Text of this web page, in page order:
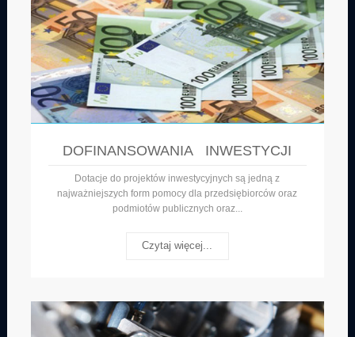
DOFINANSOWANIA INWESTYCJI
Dotacje do projektów inwestycyjnych są jedną z
najważniejszych form pomocy dla przedsiębiorców oraz
podmiotów publicznych oraz...
Czytaj więcej...